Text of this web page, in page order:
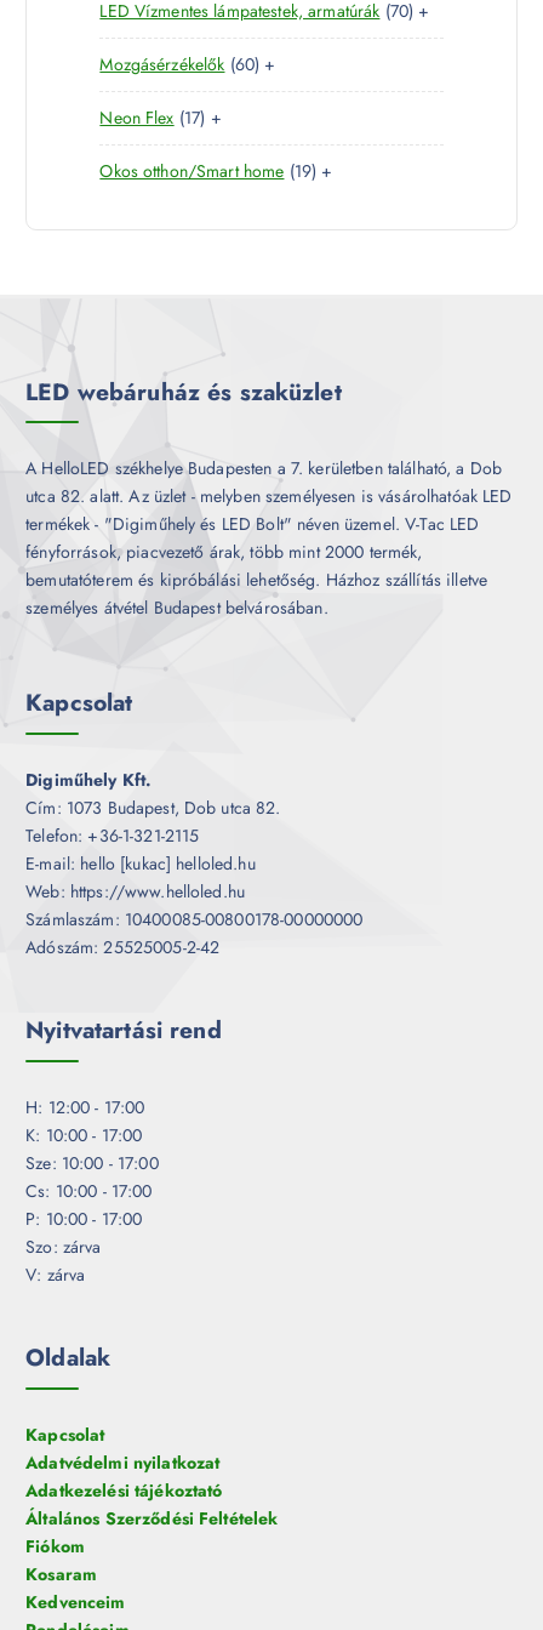
k
m
é
r
m
é
k
t
e
r
m
k
LED Vízmentes lámpatestek, armatúrák 707
0
e
m
+
Mozgásérzékelők 606
0
e
r
é
+
Neon Flex 171
7
t
r
+
Okos otthon/Smart home 191
t
+
LED webáruház és szaküzlet
A HelloLED székhelye Budapesten a 7. kerületben található, a Dob
utca 82. alatt. Az üzlet - melyben személyesen is vásárolhatóak LED
termékek - "Digiműhely és LED Bolt" néven üzemel. V-Tac LED
fényforrások, piacvezető árak, több mint 2000 termék,
bemutatóterem és kipróbálási lehetőség. Házhoz szállítás illetve
személyes átvétel Budapest belvárosában.
Kapcsolat
Digiműhely Kft.
Cím: 1073 Budapest, Dob utca 82.
Telefon: +36-1-321-2115
E-mail: hello [kukac] helloled.hu
Web: https://www.helloled.hu
Számlaszám: 10400085-00800178-00000000
Adószám: 25525005-2-42
Nyitvatartási rend
H: 12:00 - 17:00
K: 10:00 - 17:00
Sze: 10:00 - 17:00
Cs: 10:00 - 17:00
P: 10:00 - 17:00
Szo: zárva
V: zárva
Oldalak
Kapcsolat
Adatvédelmi nyilatkozat
Adatkezelési tájékoztató
Általános Szerződési Feltételek
Fiókom
Kosaram
Kedvenceim